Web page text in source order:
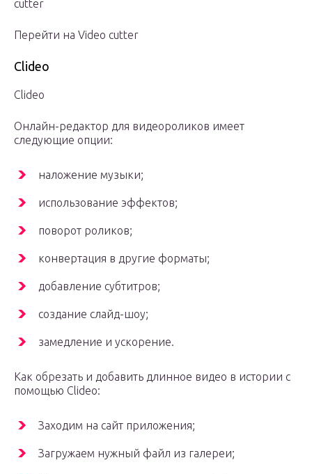
cutter
Перейти на Video cutter
Clideo
Clideo
Онлайн-редактор для видеороликов имеет
следующие опции:
наложение музыки;
использование эффектов;
поворот роликов;
конвертация в другие форматы;
добавление субтитров;
создание слайд-шоу;
замедление и ускорение.
Как обрезать и добавить длинное видео в истории с
помощью Clideo:
Заходим на сайт приложения;
Загружаем нужный файл из галереи;